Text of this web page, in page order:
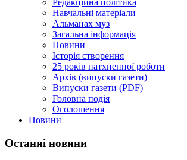
Навчальні матеріали
Альманах муз
Загальна інформація
Новини
Історія створення
25 років натхненної роботи
Архів (випуски газети)
Випуски газети (PDF)
Головна подія
Оголошення
Новини
Останні новини